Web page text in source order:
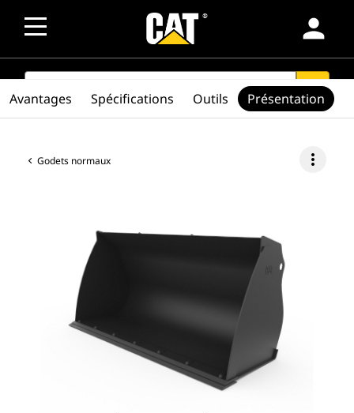
person
SEARCH search
Godets normaux more_vert
Avantages Spécifications Outils Présentation